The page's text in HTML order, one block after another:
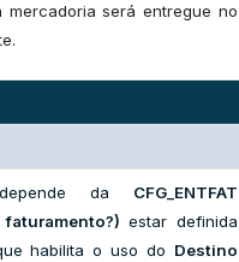
mercadoria será entregue no
da CFG_ENTFAT
estar definida
habilita o uso do Destino